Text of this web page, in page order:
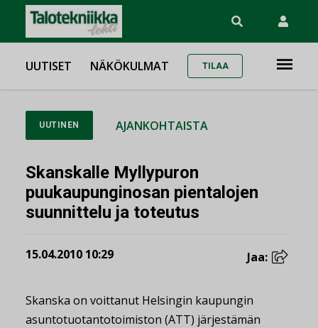
UUTISET NÄKÖKULMAT TILAA
UUTINEN AJANKOHTAISTA
Skanskalle Myllypuron
puukaupunginosan pientalojen
suunnittelu ja toteutus
15.04.2010 10:29 Jaa:
Skanska on voittanut Helsingin kaupungin
asuntotuotantotoimiston (ATT) järjestämän